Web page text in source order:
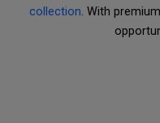
collection. With